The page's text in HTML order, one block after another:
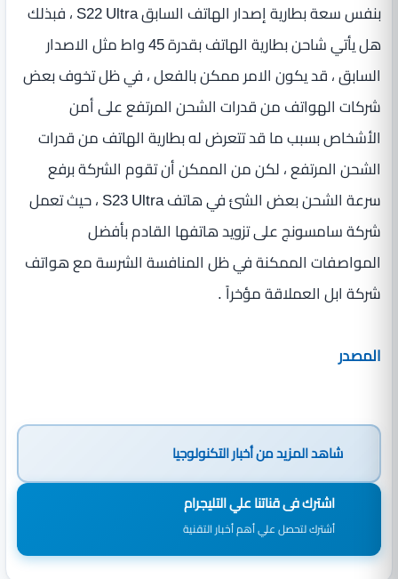
بنفس سعة بطارية إصدار الهاتف السابق S22 Ultra ، فبذلك
هل يأتي شاحن بطارية الهاتف بقدرة 45 واط مثل الاصدار
السابق ، قد يكون الامر ممكن بالفعل ، في ظل تخوف بعض
شركات الهواتف من قدرات الشحن المرتفع على أمن
الأشخاص بسبب ما قد تتعرض له بطارية الهاتف من قدرات
الشحن المرتفع ، لكن من الممكن أن تقوم الشركة برفع
سرعة الشحن بعض الشئ في هاتف S23 Ultra ، حيث تعمل
شركة سامسونج على تزويد هاتفها القادم بأفضل
المواصفات الممكنة في ظل المنافسة الشرسة مع هواتف
شركة ابل العملاقة مؤخراً .
المصدر
شاهد المزيد منأخبار التكنولوجيا
اشترك فى قناتنا علي التليجرام
أشترك لتحصل علي أهم أخبار التقنية